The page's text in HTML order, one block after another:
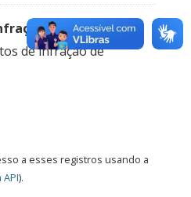
de Trânsito
de infração de
a esses registros usando a
).